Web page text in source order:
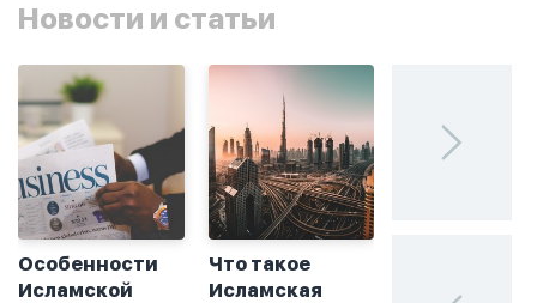
Новости и статьи
Особенности
Исламской
Что такое
Исламская